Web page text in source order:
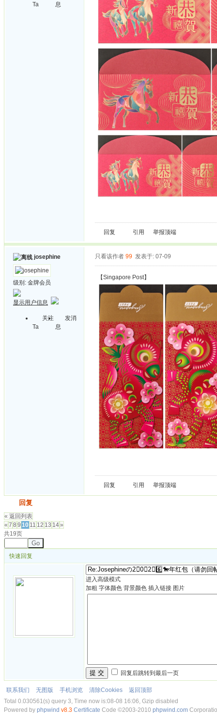
Ta
息
回复 引用 举报顶端
josephine
级别: 金牌会员
显示用户信息
关注
Ta
发消
息
只看该作者 99 发表于: 07-09
【Singapore Post】
回复 引用 举报顶端
回复
« 返回列表
« 7 8 9 10 11 12 13 14»
共19页
Go
快速回复
进入高级模式
加粗 字体颜色 背景颜色 插入链接 图片
提 交 回复后跳转到最后一页
联系我们 无图版 手机浏览 清除Cookies
返回顶部
Total 0.030561(s) query 3, Time now is:08-08 16:06, Gzip disabled
Powered by phpwind v8.3 Certificate Code ©2003-2010 phpwind.com